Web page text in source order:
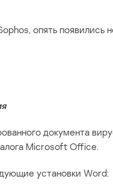
опять
документа
Microsoft Office.
установки Word: